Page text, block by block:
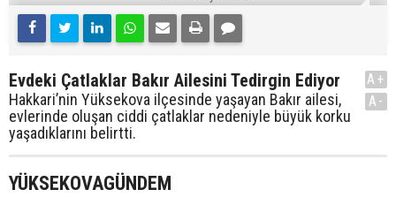
Evdeki Çatlaklar Bakır Ailesini Tedirgin Ediyor
Hakkari’nin Yüksekova ilçesinde yaşayan Bakır ailesi,
evlerinde oluşan ciddi çatlaklar nedeniyle büyük korku
yaşadıklarını belirtti.
A+
A-
YÜKSEKOVAGÜNDEM